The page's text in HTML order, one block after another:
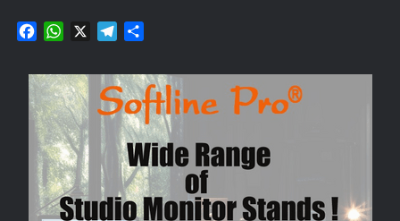
F
c
e
b
o
o
k
W
a
t
s
A
p
p
X T
l
e
g
r
a
m
a
r
e